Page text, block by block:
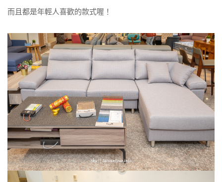
而且都是年輕人喜歡的款式喔！